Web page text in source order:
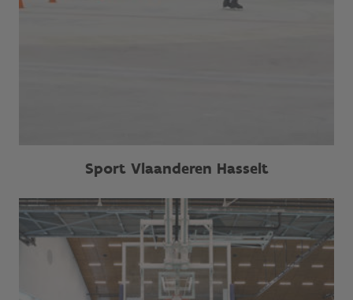
Sport Vlaanderen Hasselt